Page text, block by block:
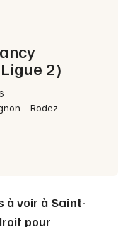
2)
- Rodez
à voir à Saint-
pour